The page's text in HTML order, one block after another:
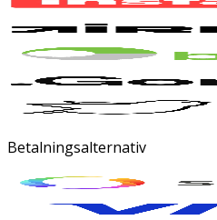
Betalningsalternativ